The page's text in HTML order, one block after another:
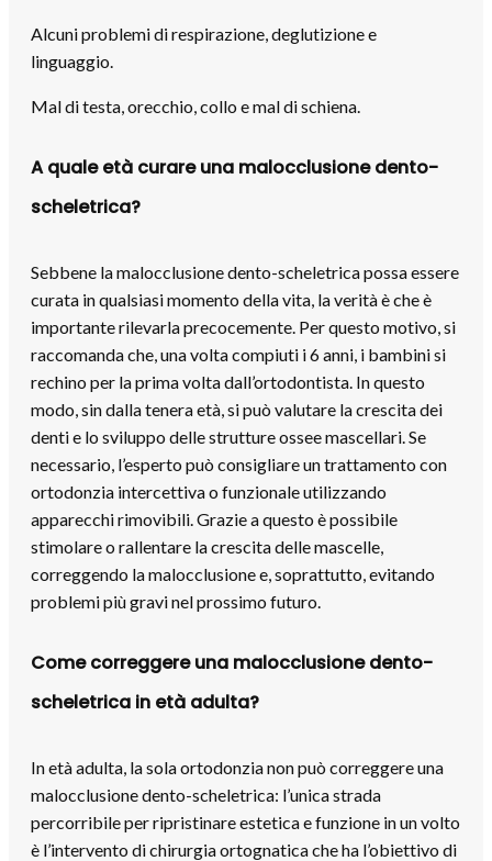
Alcuni problemi di respirazione, deglutizione e
linguaggio.
Mal di testa, orecchio, collo e mal di schiena.
A quale età curare una malocclusione dento-
scheletrica?
Sebbene la malocclusione dento-scheletrica possa essere
curata in qualsiasi momento della vita, la verità è che è
importante rilevarla precocemente. Per questo motivo, si
raccomanda che, una volta compiuti i 6 anni, i bambini si
rechino per la prima volta dall’ortodontista. In questo
modo, sin dalla tenera età, si può valutare la crescita dei
denti e lo sviluppo delle strutture ossee mascellari. Se
necessario, l’esperto può consigliare un trattamento con
ortodonzia intercettiva o funzionale utilizzando
apparecchi rimovibili. Grazie a questo è possibile
stimolare o rallentare la crescita delle mascelle,
correggendo la malocclusione e, soprattutto, evitando
problemi più gravi nel prossimo futuro.
Come correggere una malocclusione dento-
scheletrica in età adulta?
In età adulta, la sola ortodonzia non può correggere una
malocclusione dento-scheletrica: l’unica strada
percorribile per ripristinare estetica e funzione in un volto
è l’intervento di chirurgia ortognatica che ha l’obiettivo di